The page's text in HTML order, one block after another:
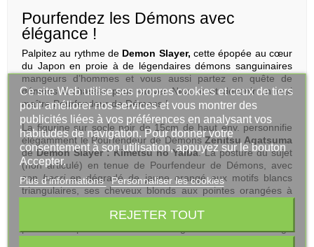
Pourfendez les Démons avec
élégance !
Palpitez au rythme de Demon Slayer, cette épopée au cœur
du Japon en proie à de légendaires démons sanguinaires
mangeurs d’hommes et vous aussi partez en quête de
démons à chasser pour sauver Nezuko et devenir un vrai
maître Pourfendeur de Démons !
La figurine sur socle noir de 15cm de haut env. personnifie
élégamment le Pourfendeur de DémonsZenitsu Agatsuma
deDemon Slayer : Kimetsu no Yaiba. La posture du sujet
(non articulé) en tenue de Pourfendeur de Démons, avec
sonhaorien dégradé de jaune orangé aux motifs blancs
triangulaires, ses cheveux blonds aux pointes orangées à
à combattre, est d’un bel effet scénique. Vous ne manquerez
pas de l’exposer fièrement ! Et grâce à son emballage
Ce site Web utilise ses propres cookies et ceux de tiers
pour améliorer nos services et vous montrer des
publicités liées à vos préférences en analysant vos
habitudes de navigation. Pour donner votre
consentement à son utilisation, appuyez sur le bouton
Accepter.
Plus d'informations Personnaliser les cookies
REJETER TOUT